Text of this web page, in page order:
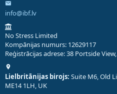
info@ibf.lv
No Stress Limited
Kompānijas numurs: 12629117
Reģistrācijas adrese: 38 Portside
Lielbritānijas birojs: Suite M6, Old
ME14 1LH, UK